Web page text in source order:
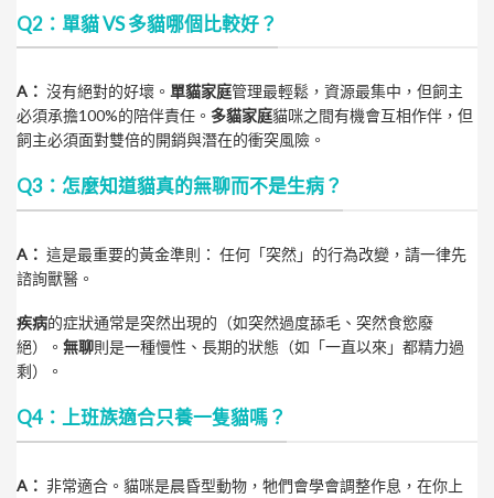
Q2：單貓 VS 多貓哪個比較好？
A： 沒有絕對的好壞。 單貓家庭管理最輕鬆，資源最集中，但飼主
必須承擔100%的陪伴責任。 多貓家庭貓咪之間有機會互相作伴，但
飼主必須面對雙倍的開銷與潛在的衝突風險。
Q3：怎麼知道貓真的無聊而不是生病？
A： 這是最重要的黃金準則： 任何「突然」的行為改變，請一律先
諮詢獸醫。
疾病的症狀通常是突然出現的（如突然過度舔毛、突然食慾廢
絕）。 無聊則是一種慢性、長期的狀態（如「一直以來」都精力過
剩）。
Q4：上班族適合只養一隻貓嗎？
A： 非常適合。貓咪是晨昏型動物，牠們會學會調整作息，在你上